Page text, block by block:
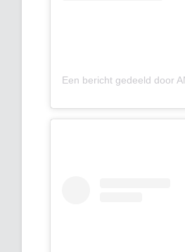
Een bericht gedeeld door